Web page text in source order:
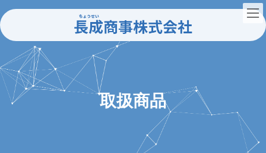
ン
テ
ン
ス
キ
ッ
ビ
ゲ
ー
ン
に
移
取扱商品